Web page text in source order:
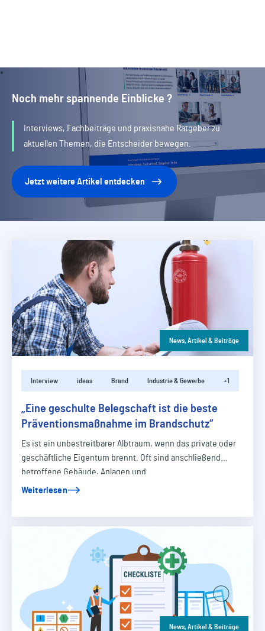
Noch mehr spannende Einblicke ?
Interviews, Fachbeiträge und praxisnahe Ratgeber zu
aktuellen Themen, die Entscheider bewegen.
Jetzt weitere Artikel entdecken
News, Artikel & Beiträge
Interview ideas Brand Industrie & Gewerbe +1
„Eine geschulte Belegschaft ist die beste
Präventionsmaßnahme im Brandschutz“
Es ist ein unbestreitbarer Albtraum, wenn das private oder
geschäftliche Eigentum brennt. Oft sind anschließend
betroffene Gebäude, Anlagen und…
Weiterlesen
News, Artikel & Beiträge